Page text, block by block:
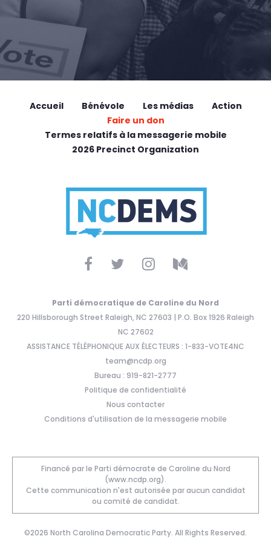
Accueil Bénévole Les médias
Action
Faire un don
Termes relatifs à la messagerie mobile
2026 Precinct Organization
Parti démocratique de Caroline du Nord
220 Hillsborough Street Raleigh, NC 27603 | P.O. Box 1926 Raleigh
NC 27602
ASSISTANCE TÉLÉPHONIQUE AUX ÉLECTEURS : 1-833-VOTE4NC
team@ncdp.org
Bureau : 919-821-2777
Politique de confidentialité
Nous contacter
Conditions d'utilisation de la messagerie mobile
Financé par le Parti démocrate de Caroline du Nord
(www.ncdp.org).
Cette communication n'est autorisée par aucun candidat
ou comité de candidat.
©2026 North Carolina Democratic Party. All Rights Reserved.